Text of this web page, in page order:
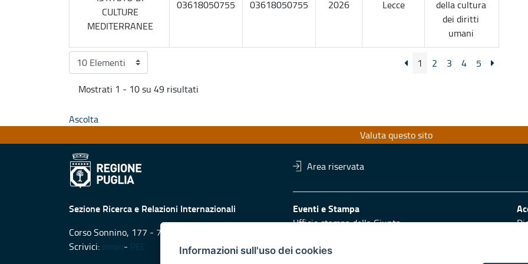
CULTURE
MEDITERRANEE
03618050755 03618050755 2026 Lecce
della cultura
dei diritti
umani
Mostrati 1 - 10 su 49 risultati
1 2 3 4 5
Ascolta
Valuta questo sito
Area riservata
Sezione Ricerca e Relazioni Internazionali
Corso Sonnino, 177 - 70121 Bari
Scrivici: email - PEC
Eventi e Stampa
Ufficio stampa della Giunta
Logo e identità regionale
Informazioni sull'uso dei cookies